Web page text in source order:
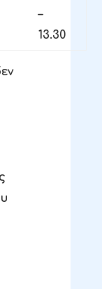
–
13.30